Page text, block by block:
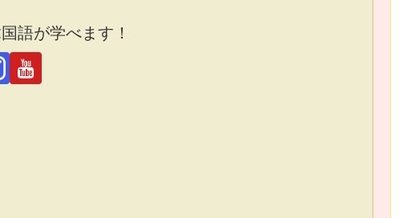
語が学べます！